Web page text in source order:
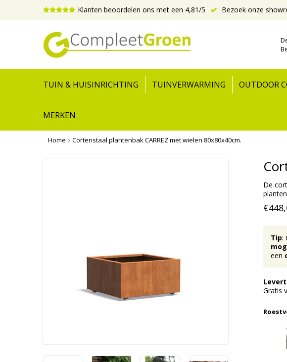
Klanten beoordelen ons met een 4,81/5 Bezoek onze
TUIN & HUISINRICHTING TUINVERWARMING OUTDOOR
MERKEN
Home Cortenstaal plantenbak CARREZ met wielen 80x80x40cm.
De
Tip:
een
Gratis